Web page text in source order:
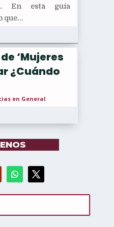
En esta guía
que...
‘Mujeres
¿Cuándo
en General